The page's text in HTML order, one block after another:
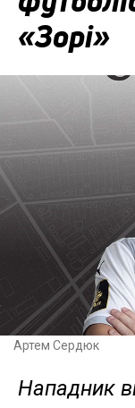
«Зорі»
Артем Сердюк
Нападник